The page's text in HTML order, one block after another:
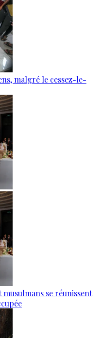
malgré le cessez-le-
se réunissent